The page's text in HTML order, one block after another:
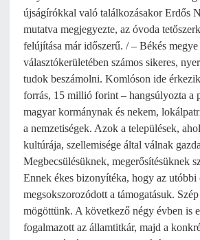
újságírókkal való találkozásakor Erdős
mutatva megjegyezte, az óvoda
felújítása már időszerű. / – Békés megye
választókerületében számos sikeres,
tudok beszámolni. Komlóson ide
forrás, 15 millió forint – hangsúlyozta a
magyar kormánynak és nekem,
a nemzetiségek. Azok a települések,
kultúrája, szellemisége által válnak
Megbecsülésüknek, megerősítésüknek
Ennek ékes bizonyítéka, hogy az utóbbi
megsokszorozódott a támogatásuk.
mögöttünk. A következő négy évben is
fogalmazott az államtitkár, majd a